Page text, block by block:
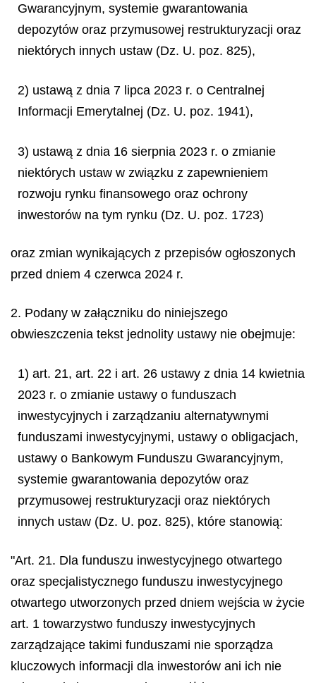
Gwarancyjnym, systemie gwarantowania
depozytów oraz przymusowej restrukturyzacji oraz
niektórych innych ustaw (Dz. U. poz. 825),
2) ustawą z dnia 7 lipca 2023 r. o Centralnej
Informacji Emerytalnej (Dz. U. poz. 1941),
3) ustawą z dnia 16 sierpnia 2023 r. o zmianie
niektórych ustaw w związku z zapewnieniem
rozwoju rynku finansowego oraz ochrony
inwestorów na tym rynku (Dz. U. poz. 1723)
oraz zmian wynikających z przepisów ogłoszonych
przed dniem 4 czerwca 2024 r.
2. Podany w załączniku do niniejszego
obwieszczenia tekst jednolity ustawy nie obejmuje:
1) art. 21, art. 22 i art. 26 ustawy z dnia 14 kwietnia
2023 r. o zmianie ustawy o funduszach
inwestycyjnych i zarządzaniu alternatywnymi
funduszami inwestycyjnymi, ustawy o obligacjach,
ustawy o Bankowym Funduszu Gwarancyjnym,
systemie gwarantowania depozytów oraz
przymusowej restrukturyzacji oraz niektórych
innych ustaw (Dz. U. poz. 825), które stanowią:
"Art. 21. Dla funduszu inwestycyjnego otwartego
oraz specjalistycznego funduszu inwestycyjnego
otwartego utworzonych przed dniem wejścia w życie
art. 1 towarzystwo funduszy inwestycyjnych
zarządzające takimi funduszami nie sporządza
kluczowych informacji dla inwestorów ani ich nie